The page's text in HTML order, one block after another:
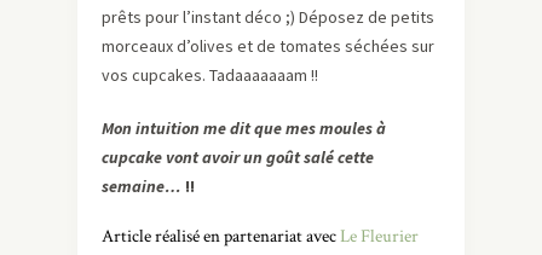
prêts pour l’instant déco ;) Déposez de petits
morceaux d’olives et de tomates séchées sur
vos cupcakes. Tadaaaaaaam !!
Mon intuition me dit que mes moules à
cupcake vont avoir un goût salé cette
semaine… !!
Article réalisé en partenariat avecLe Fleurier